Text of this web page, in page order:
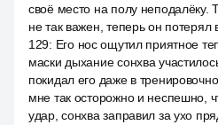
своё место на полу неподалёку.
не так важен, теперь он потерял
129: Его нос ощутил приятное
маски дыхание сонхва
покидал его даже в
мне так осторожно и неспешно,
удар, сонхва заправил за ухо